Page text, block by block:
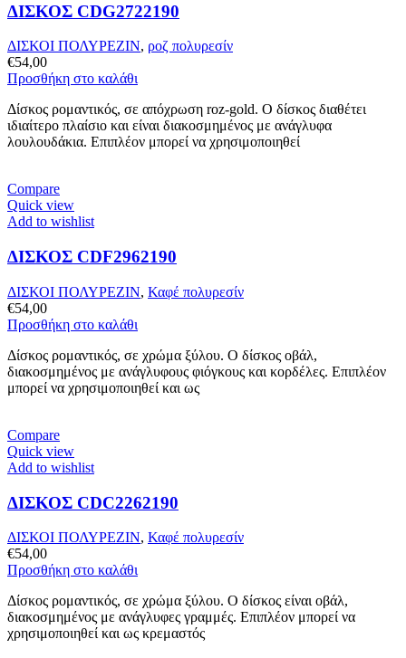
ΔΙΣΚΟΣ CDG2722190
ΔΙΣΚΟΙ ΠΟΛΥΡΕΖΙΝ, ροζ πολυρεσίν
€54,00
Προσθήκη στο καλάθι
Δίσκος ρομαντικός, σε απόχρωση roz-gold. Ο δίσκος διαθέτει
ιδιαίτερο πλαίσιο και είναι διακοσμημένος με ανάγλυφα
λουλουδάκια. Επιπλέον μπορεί να χρησιμοποιηθεί
Compare
Quick view
Add to wishlist
ΔΙΣΚΟΣ CDF2962190
ΔΙΣΚΟΙ ΠΟΛΥΡΕΖΙΝ, Καφέ πολυρεσίν
€54,00
Προσθήκη στο καλάθι
Δίσκος ρομαντικός, σε χρώμα ξύλου. Ο δίσκος οβάλ,
διακοσμημένος με ανάγλυφους φιόγκους και κορδέλες. Επιπλέον
μπορεί να χρησιμοποιηθεί και ως
Compare
Quick view
Add to wishlist
ΔΙΣΚΟΣ CDC2262190
ΔΙΣΚΟΙ ΠΟΛΥΡΕΖΙΝ, Καφέ πολυρεσίν
€54,00
Προσθήκη στο καλάθι
Δίσκος ρομαντικός, σε χρώμα ξύλου. Ο δίσκος είναι οβάλ,
διακοσμημένος με ανάγλυφες γραμμές. Επιπλέον μπορεί να
χρησιμοποιηθεί και ως κρεμαστός